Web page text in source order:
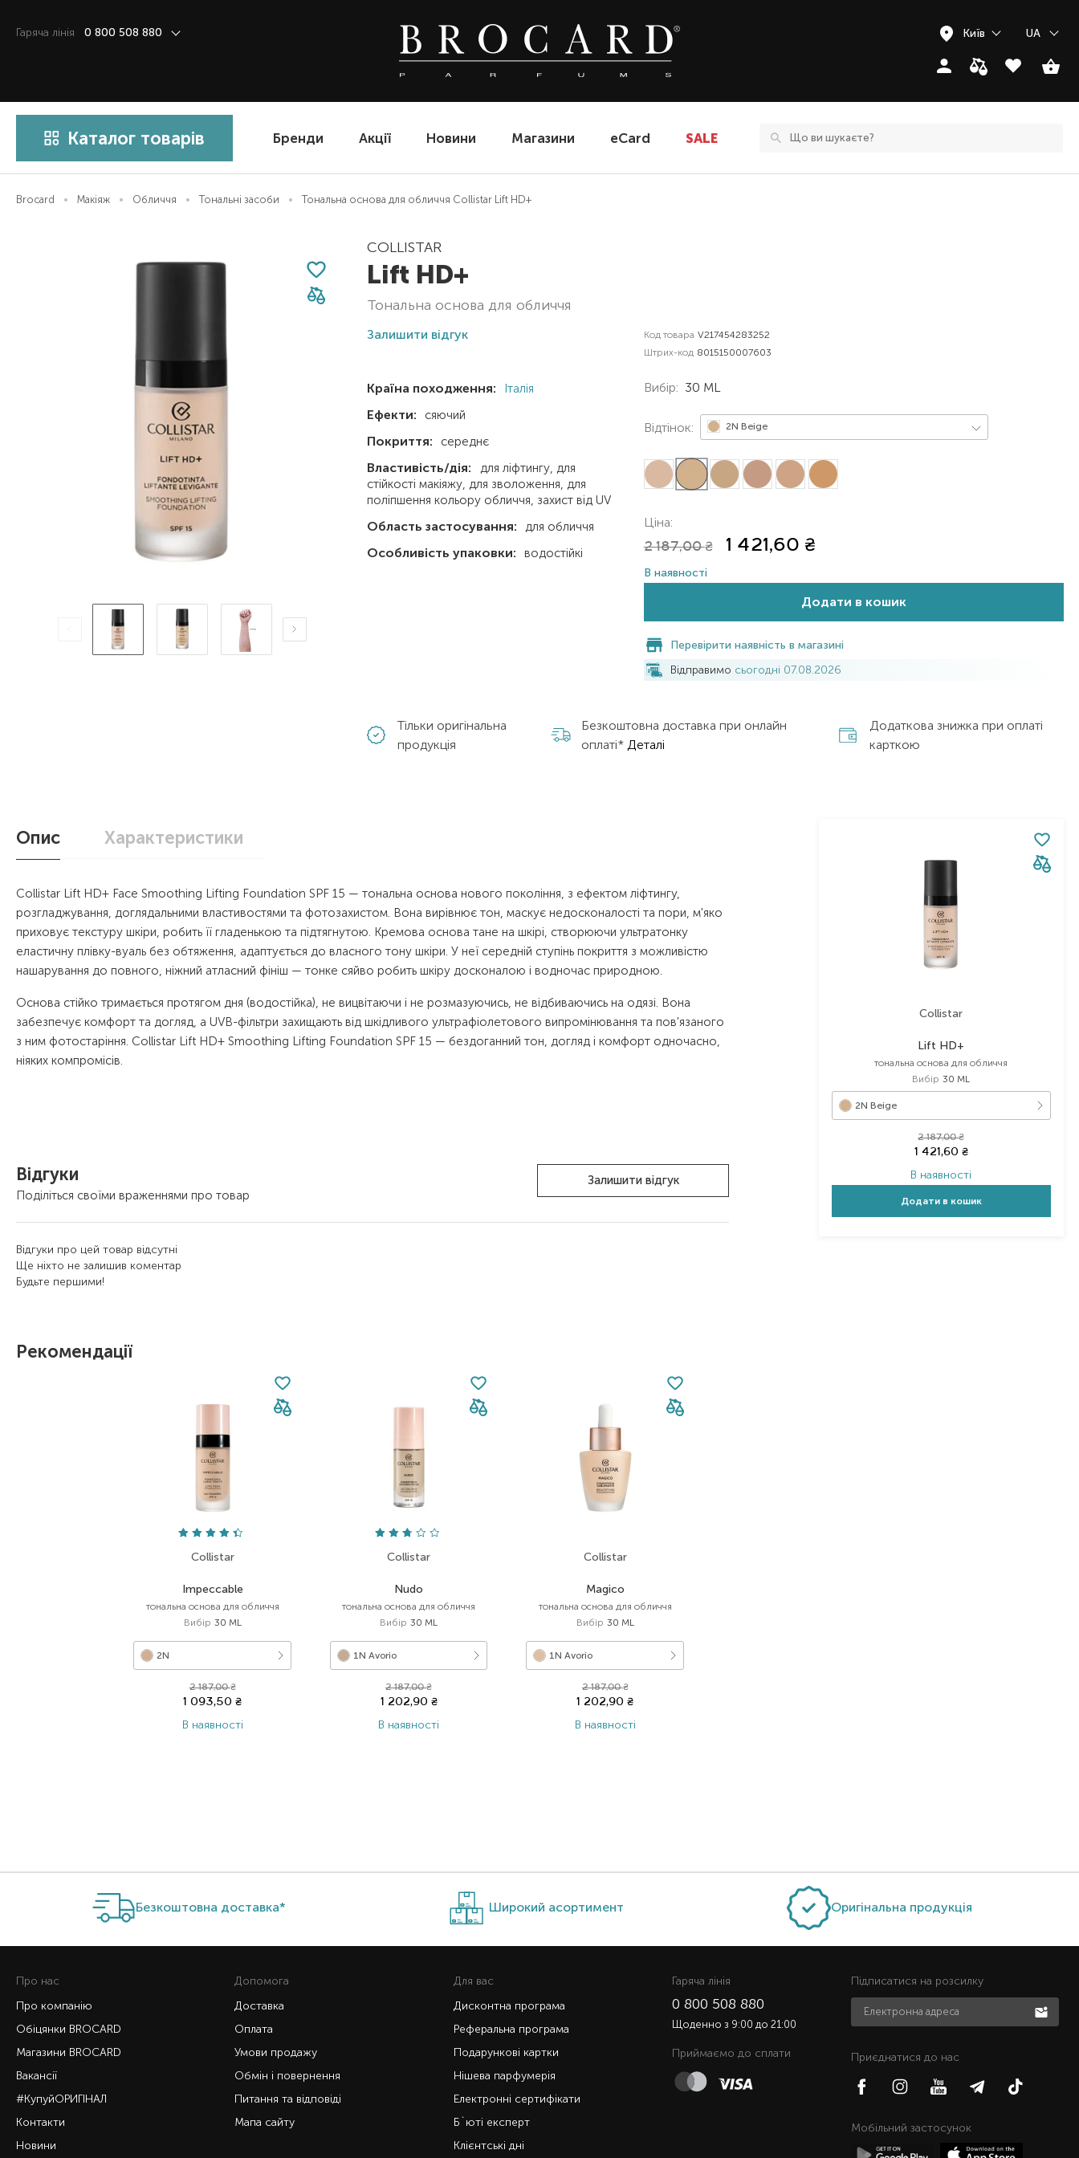
Гаряча лiнiя 0 800 508 880 Київ UA
Каталог товарів Бренди Акції Новини Магазини eCard SALE
Brocard Макіяж Обличчя Тональні засоби Тональна основа для обличчя Collistar Lift HD+
COLLISTAR
Lift HD+
тональна основа для обличчя
Залишити відгук
Країна походження: Італія
Ефекти: сяючий
Покриття: середнє
Властивість/дія: для ліфтингу
стійкості макіяжу для зволоження
поліпшення кольору обличчя захист від UV
Область застосування: для обличчя
Особливість упаковки: водостійкі
Код товара V217454283252
Штрих-код 8015150007603
Вибір: 30 ML
Відтінок: 2N Beige
Ціна:
2 187,00₴ 1 421,60 ₴
В наявності
Додати в кошик
Перевірити наявність в магазині
Відправимо сьогодні 07.08.2026
Тільки оригінальна
продукція
Безкоштовна доставка при онлайн
оплаті* Деталі
Додаткова знижка при оплаті
карткою
Опис
Collistar Lift HD+ Face Smoothing Lifting Foundation SPF 15 — тональна основа нового покоління, з ефектом ліфтингу,
розгладжування, доглядальними властивостями та фотозахистом. Вона вирівнює тон, маскує недосконалості та пори, м'яко
приховує текстуру шкіри, робить її гладенькою та підтягнутою. Кремова основа тане на шкірі, створюючи ультратонку
еластичну плівку-вуаль без обтяження, адаптується до власного тону шкіри. У неї середній ступінь покриття з можливістю
нашарування до повного, ніжний атласний фініш — тонке сяйво робить шкіру досконалою і водночас природною.
Основа стійко тримається протягом дня (водостійка), не вицвітаючи і не розмазуючись, не відбиваючись на одязі. Вона
забезпечує комфорт та догляд, а UVB-фільтри захищають від шкідливого ультрафіолетового випромінювання та пов'язаного
з ним фотостаріння. Collistar Lift HD+ Smoothing Lifting Foundation SPF 15 — бездоганний тон, догляд і комфорт одночасно,
ніяких компромісів.
Характеристики
Відгуки
Поділіться своїми враженнями про товар
Залишити відгук
Відгуки про цей товар відсутні
Ще ніхто не залишив коментар
Будьте першими!
Рекомендації
Collistar
Impeccable
тональна основа для обличчя
Вибір 30 ML
2N
2 187,00₴
1 093,50₴
В наявності
Collistar
Nudo
тональна основа для обличчя
Вибір 30 ML
1N Avorio
2 187,00₴
1 202,90 ₴
В наявності
Collistar
Magico
тональна основа для обличчя
Вибір 30 ML
1N Avorio
2 187,00₴
1 202,90₴
В наявності
Collistar
Lift HD+
тональна основа для обличчя
Вибір 30 ML
2N Beige
2 187,00₴
1 421,60 ₴
В наявності
Додати в кошик
Безкоштовна доставка* Широкий асортимент Оригінальна продукція
Про нас
Про компанію
Обіцянки BROCARD
Магазини BROCARD
Вакансії
#КупуйОРИГІНАЛ
Контакти
Новини
Допомога
Доставка
Оплата
Умови продажу
Обмін і повернення
Питання та відповіді
Мапа сайту
Для вас
Дисконтна програма
Реферальна програма
Подарункові картки
Нішева парфумерія
Електронні сертифікати
Б`юті експерт
Клієнтські дні
Гаряча лiнiя
0 800 508 880
Щоденно з 9:00 до 21:00
Приймаємо до сплати
Підписатися на розсилку
Приєднатися до нас
Мобільний застосунок